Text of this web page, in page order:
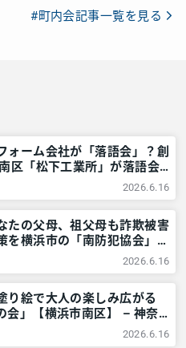
#町内会記事一覧を見る
ォーム会社が「落語会」？創
区「松下工業所」が落語会
川・東京多摩のご近所情報
2026.6.16
たの父母、祖父母も詐欺被害
を横浜市の「南防犯協会」に
た！ – 神奈川・東京多摩の
リア
2026.6.16
り絵で大人の楽しみ広がる
会」【横浜市南区】 – 神奈
近所情報 – レアリア
2026.6.16